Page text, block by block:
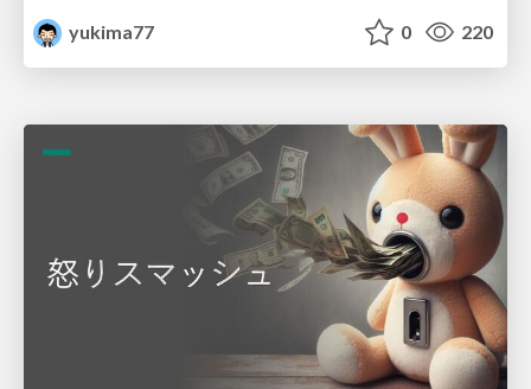
yukima77
0 220